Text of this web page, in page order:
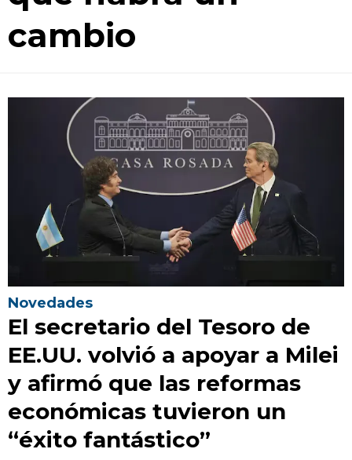
cambio
Novedades
El secretario del Tesoro de
EE.UU. volvió a apoyar a Milei
y afirmó que las reformas
económicas tuvieron un
“éxito fantástico”